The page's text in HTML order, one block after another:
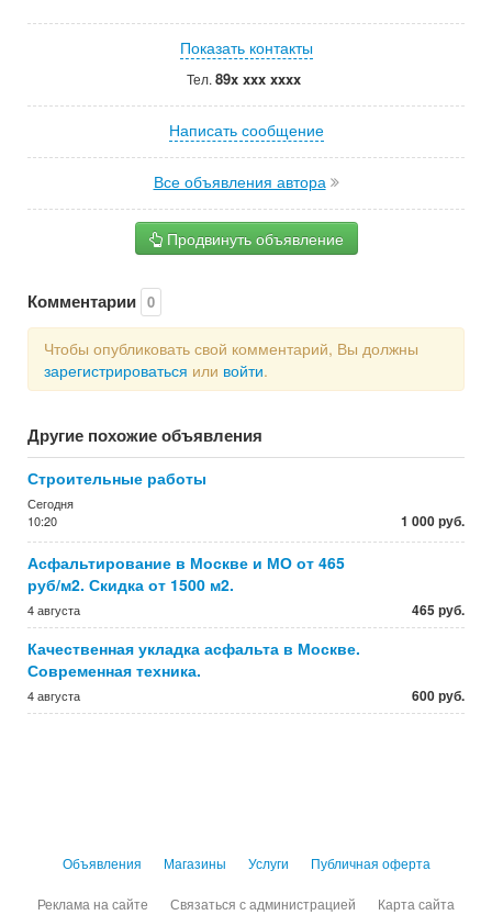
Показать контакты
Тел. 89x xxx xxxx
Написать сообщение
Все объявления автора
Продвинуть объявление
Комментарии 0
Чтобы опубликовать свой комментарий, Вы должны
зарегистрироваться или войти.
Другие похожие объявления
Строительные работы
Сегодня
10:20
1 000 руб.
Асфальтирование в Москве и МО от 465
руб/м2. Скидка от 1500 м2.
4 августа 465 руб.
Качественная укладка асфальта в Москве.
Современная техника.
4 августа 600 руб.
Объявления Магазины Услуги Публичная оферта
Реклама на сайте Связаться с администрацией Карта сайта